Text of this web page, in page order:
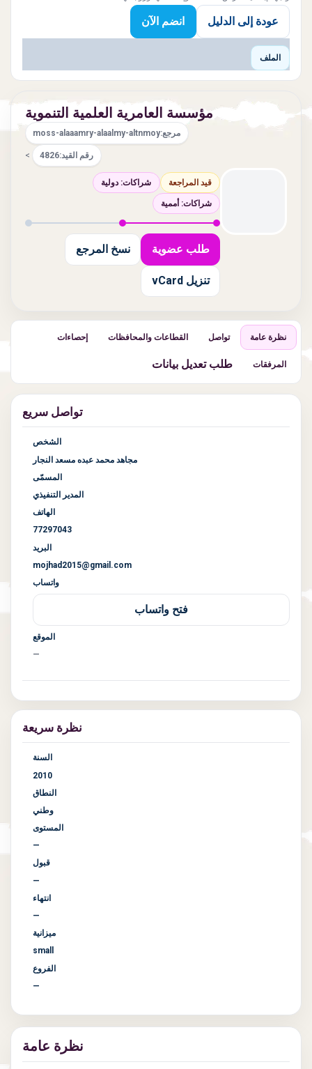
عودة إلى الدليل انضم الآن
الملف
مؤسسة العامرية العلمية التنموية
مرجع:moss-alaaamry-alaalmy-altnmoy
رقم القيد:4826
>
قيد المراجعة شراكات: دولية
شراكات: أممية
طلب عضوية نسخ المرجع
تنزيل vCard
نظرة عامة تواصل القطاعات والمحافظات إحصاءات
المرفقات طلب تعديل بيانات
تواصل سريع
الشخص
مجاهد محمد عبده مسعد النجار
المسمّى
المدير التنفيذي
الهاتف
77297043
البريد
mojhad2015@gmail.com
واتساب
فتح واتساب
الموقع
—
نظرة سريعة
السنة
2010
النطاق
وطني
المستوى
—
قبول
—
انتهاء
—
ميزانية
small
الفروع
—
نظرة عامة